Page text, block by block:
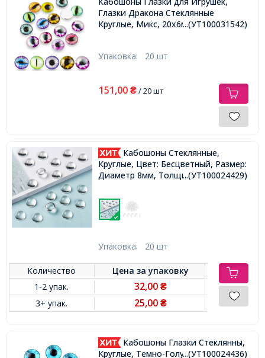
Глазки Дракона Стеклянные
Круглые, Микс, 20х6мм,...(УТ100031542)
Упаковка: 20 шт
151,00 ₴/ 20 шт
Кабошоны Стеклянные,
Круглые, Цвет: Бесцветный, Размер:
Диаметр 8мм, Толщина 4.5мм,
...(УТ100024429)
Упаковка: 20 шт
Количество Цена заупаковку
1-2 упак.
32,00₴
3+ упак. 25,00₴
Кабошоны Глазки Стеклянны,
Круглые, Темно-Голубые, 10x3.5мм,
...(УТ100024436)